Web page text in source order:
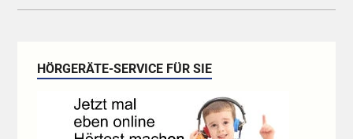
HÖRGERÄTE-SERVICE FÜR SIE